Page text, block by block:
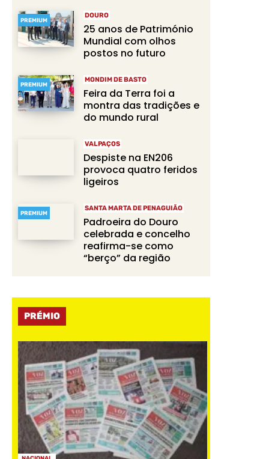
PREMIUM
DOURO
25 anos de Património
Mundial com olhos
postos no futuro
PREMIUM
MONDIM DE BASTO
Feira da Terra foi a
montra das tradições e
do mundo rural
VALPAÇOS
Despiste na EN206
provoca quatro feridos
ligeiros
PREMIUM
SANTA MARTA DE PENAGUIÃO
Padroeira do Douro
celebrada e concelho
reafirma-se como
“berço” da região
PRÉMIO